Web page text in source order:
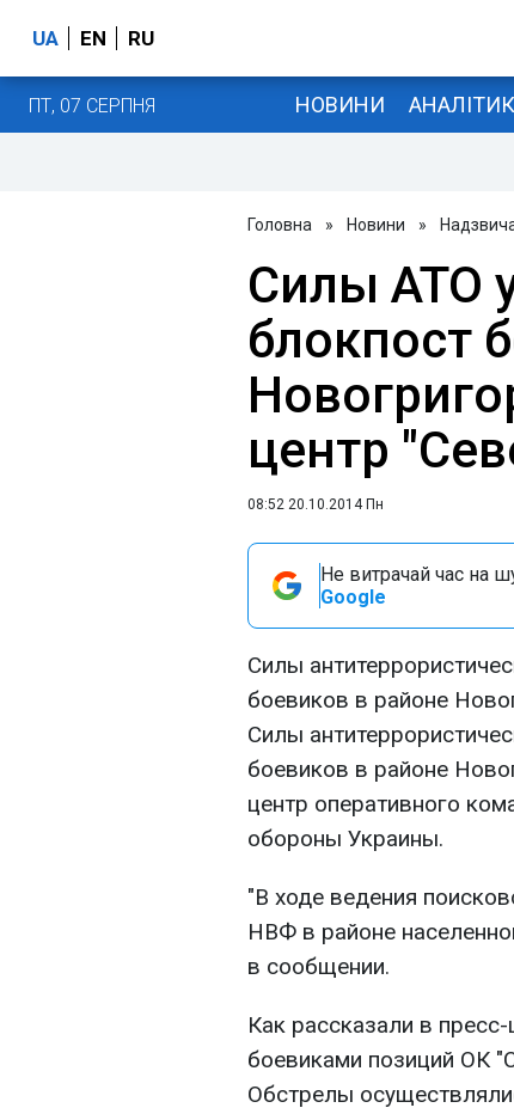
UA EN RU
ПТ, 07 СЕРПНЯ НОВИНИ
Головна » Новини »
Силы АТО
блокпост
центр
08:52 20.10.2014 Пн
Не витрачай час на
Google
Силы
боевиков в районе
Силы
боевиков в районе
центр оперативного
обороны Украины.
"В ходе ведения
НВФ в районе
в сообщении.
Как рассказали в
боевиками позиций ОК
Обстрелы